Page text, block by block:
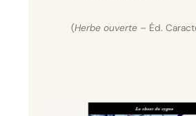
(Herbe ouverte– Éd.